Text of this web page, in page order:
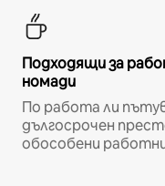
Подходящи за
номади
По работа ли
дългосрочен
обособени